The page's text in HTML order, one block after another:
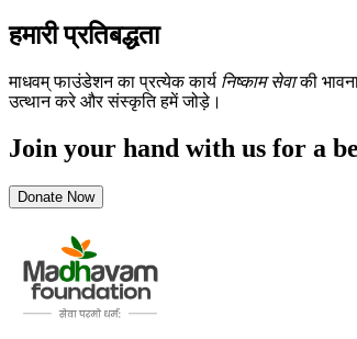
हमारी प्रतिबद्धता
माधवम् फाउंडेशन का प्रत्येक कार्य निष्काम सेवाकी
उत्थान करे और संस्कृति हमें जोड़े।
Join your hand with us for a
Donate Now